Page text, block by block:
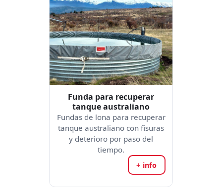
Funda para recuperar
tanque australiano
Fundas de lona para recuperar
tanque australiano con fisuras
y deterioro por paso del
tiempo.
+ info